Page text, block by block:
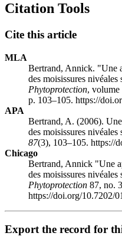
Citation Tools
Cite this article
MLA
Bertrand, Annick. "Une
des moisissures
Phytoprotection, volume
p. 103–105. https://
APA
Bertrand, A. (2006).
des moisissures
87(3), 103–105. https://
Chicago
Bertrand, Annick "Une
des moisissures
Phytoprotection 87, no.
https://doi.org/10.7202/
Export the record for